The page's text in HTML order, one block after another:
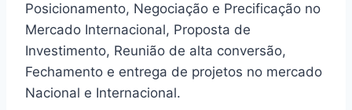
Posicionamento, Negociação e Precificação no
Mercado Internacional, Proposta de
Investimento, Reunião de alta conversão,
Fechamento e entrega de projetos no mercado
Nacional e Internacional.